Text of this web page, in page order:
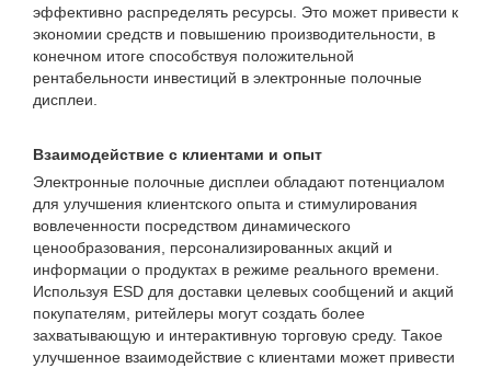
эффективно распределять ресурсы. Это может привести к
экономии средств и повышению производительности, в
конечном итоге способствуя положительной
рентабельности инвестиций в электронные полочные
дисплеи.
Взаимодействие с клиентами и опыт
Электронные полочные дисплеи обладают потенциалом
для улучшения клиентского опыта и стимулирования
вовлеченности посредством динамического
ценообразования, персонализированных акций и
информации о продуктах в режиме реального времени.
Используя ESD для доставки целевых сообщений и акций
покупателям, ритейлеры могут создать более
захватывающую и интерактивную торговую среду. Такое
улучшенное взаимодействие с клиентами может привести